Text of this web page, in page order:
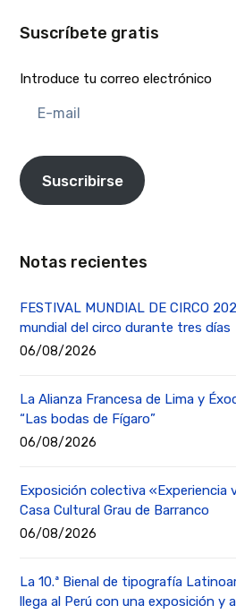
Suscríbete gratis
Introduce tu correo electrónico
mail
Suscribirse
Notas recientes
FESTIVAL MUNDIAL DE CIRCO
mundial del circo durante tres días
06/08/2026
La Alianza Francesa de Lima y
“Las bodas de Fígaro”
06/08/2026
Exposición colectiva «Experiencia
Casa Cultural Grau de Barranco
06/08/2026
La 10.ª Bienal de tipografía
llega al Perú con una exposición